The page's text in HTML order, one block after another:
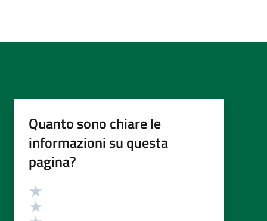
Quanto sono chiare le
informazioni su questa
pagina?
Valutazione